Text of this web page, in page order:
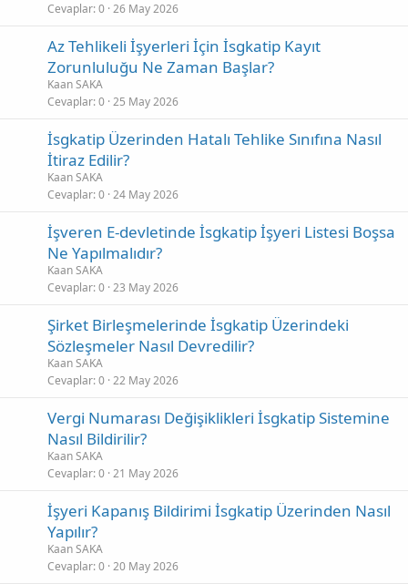
Cevaplar 0 26 May 2026
Az Tehlikeli İşyerleri İçin İsgkatip Kayıt
Zorunluluğu Ne Zaman Başlar?
Kaan SAKA
Cevaplar 0 25 May 2026
İsgkatip Üzerinden Hatalı Tehlike Sınıfına Nasıl
İtiraz Edilir?
Kaan SAKA
Cevaplar 0 24 May 2026
İşveren E-devletinde İsgkatip İşyeri Listesi Boşsa
Ne Yapılmalıdır?
Kaan SAKA
Cevaplar 0 23 May 2026
Şirket Birleşmelerinde İsgkatip Üzerindeki
Sözleşmeler Nasıl Devredilir?
Kaan SAKA
Cevaplar 0 22 May 2026
Vergi Numarası Değişiklikleri İsgkatip Sistemine
Nasıl Bildirilir?
Kaan SAKA
Cevaplar 0 21 May 2026
İşyeri Kapanış Bildirimi İsgkatip Üzerinden Nasıl
Yapılır?
Kaan SAKA
Cevaplar 0 20 May 2026